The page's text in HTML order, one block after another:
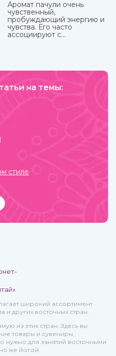
Аромат пачули очень
чувственный,
пробуждающий энергию и
чувства. Его часто
ассоциируют с
сами деньги и все, что
привлечь финансы.
на темы:
стиле
широкий ассортимент
и других восточных стран.
из этих стран. Здесь вы
товары и сувениры,
нужно для занятий восточными
же йогой.